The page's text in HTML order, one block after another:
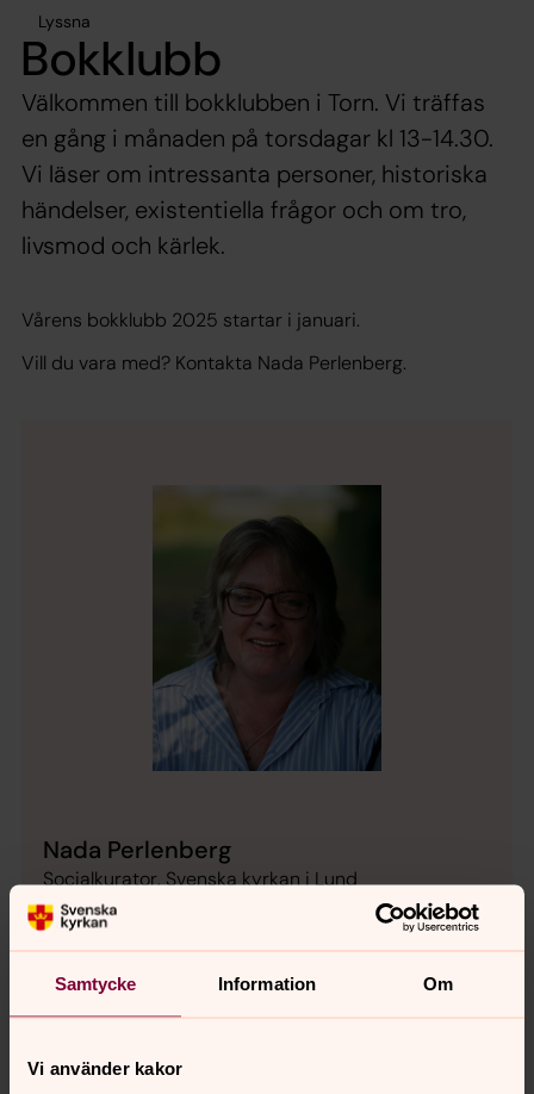
Samtycke Information Om
Vi använder kakor
Lyssna
Bokklubb
Välkommen till bokklubben i Torn. Vi träffas
en gång i månaden på torsdagar kl 13-14.30.
Vi läser om intressanta personer, historiska
händelser, existentiella frågor och om tro,
livsmod och kärlek.
Vårens bokklubb 2025 startar i januari.
Vill du vara med? Kontakta Nada Perlenberg.
Nada Perlenberg
Socialkurator, Svenska kyrkan i Lund
Direkt:046-71 87 66
E-post:nada.perlenberg@svenskakyrkan.se
Mer om Nada Perlenberg